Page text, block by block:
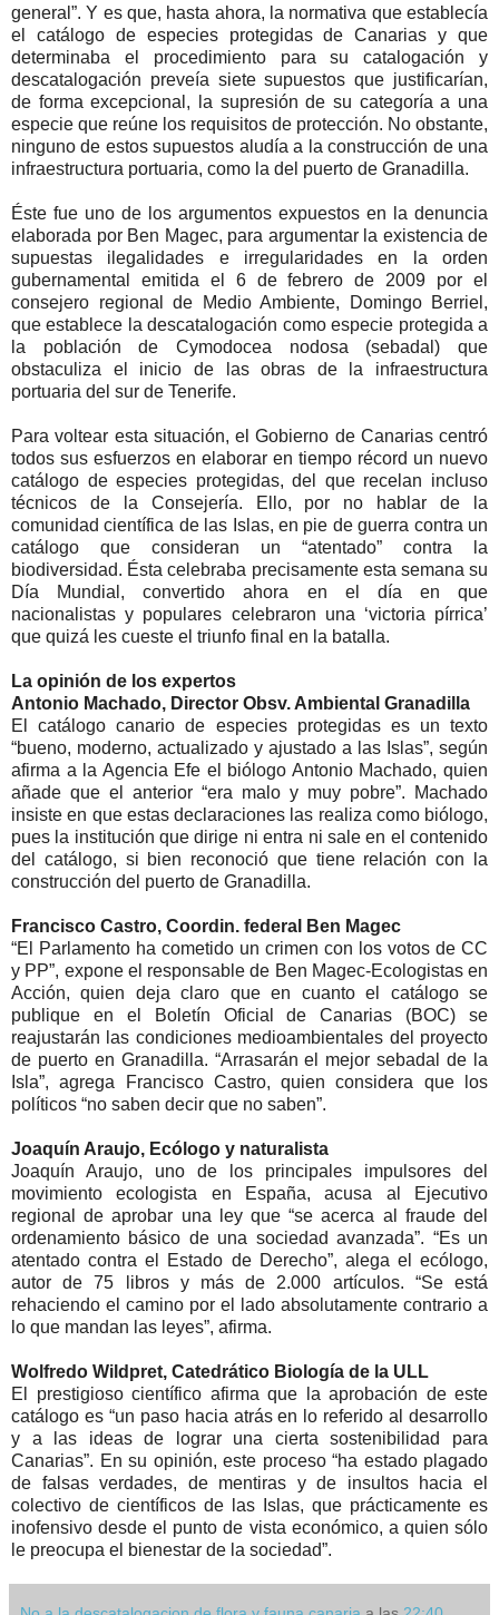
general”. Y es que, hasta ahora, la normativa que establecía
el catálogo de especies protegidas de Canarias y que
determinaba el procedimiento para su catalogación y
descatalogación preveía siete supuestos que justificarían,
de forma excepcional, la supresión de su categoría a una
especie que reúne los requisitos de protección. No obstante,
ninguno de estos supuestos aludía a la construcción de una
infraestructura portuaria, como la del puerto de Granadilla.
Éste fue uno de los argumentos expuestos en la denuncia
elaborada por Ben Magec, para argumentar la existencia de
supuestas ilegalidades e irregularidades en la orden
gubernamental emitida el 6 de febrero de 2009 por el
consejero regional de Medio Ambiente, Domingo Berriel,
que establece la descatalogación como especie protegida a
la población de Cymodocea nodosa (sebadal) que
obstaculiza el inicio de las obras de la infraestructura
portuaria del sur de Tenerife.
Para voltear esta situación, el Gobierno de Canarias centró
todos sus esfuerzos en elaborar en tiempo récord un nuevo
catálogo de especies protegidas, del que recelan incluso
técnicos de la Consejería. Ello, por no hablar de la
comunidad científica de las Islas, en pie de guerra contra un
catálogo que consideran un “atentado” contra la
biodiversidad. Ésta celebraba precisamente esta semana su
Día Mundial, convertido ahora en el día en que
nacionalistas y populares celebraron una ‘victoria pírrica’
que quizá les cueste el triunfo final en la batalla.
La opinión de los expertos
Antonio Machado, Director Obsv. Ambiental Granadilla
El catálogo canario de especies protegidas es un texto
“bueno, moderno, actualizado y ajustado a las Islas”, según
afirma a la Agencia Efe el biólogo Antonio Machado, quien
añade que el anterior “era malo y muy pobre”. Machado
insiste en que estas declaraciones las realiza como biólogo,
pues la institución que dirige ni entra ni sale en el contenido
del catálogo, si bien reconoció que tiene relación con la
construcción del puerto de Granadilla.
Francisco Castro, Coordin. federal Ben Magec
“El Parlamento ha cometido un crimen con los votos de CC
y PP”, expone el responsable de Ben Magec-Ecologistas en
Acción, quien deja claro que en cuanto el catálogo se
publique en el Boletín Oficial de Canarias (BOC) se
reajustarán las condiciones medioambientales del proyecto
de puerto en Granadilla. “Arrasarán el mejor sebadal de la
Isla”, agrega Francisco Castro, quien considera que los
políticos “no saben decir que no saben”.
Joaquín Araujo, Ecólogo y naturalista
Joaquín Araujo, uno de los principales impulsores del
movimiento ecologista en España, acusa al Ejecutivo
regional de aprobar una ley que “se acerca al fraude del
ordenamiento básico de una sociedad avanzada”. “Es un
atentado contra el Estado de Derecho”, alega el ecólogo,
autor de 75 libros y más de 2.000 artículos. “Se está
rehaciendo el camino por el lado absolutamente contrario a
lo que mandan las leyes”, afirma.
Wolfredo Wildpret, Catedrático Biología de la ULL
El prestigioso científico afirma que la aprobación de este
catálogo es “un paso hacia atrás en lo referido al desarrollo
y a las ideas de lograr una cierta sostenibilidad para
Canarias”. En su opinión, este proceso “ha estado plagado
de falsas verdades, de mentiras y de insultos hacia el
colectivo de científicos de las Islas, que prácticamente es
inofensivo desde el punto de vista económico, a quien sólo
le preocupa el bienestar de la sociedad”.